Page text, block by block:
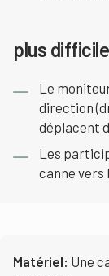
plus difficile
Le
direction
déplacent
Les
canne vers
Matériel: Une